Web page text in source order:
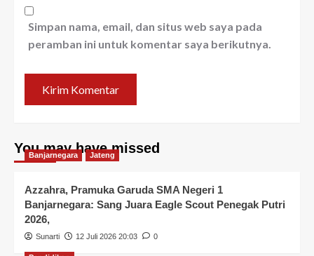
Simpan nama, email, dan situs web saya pada
peramban ini untuk komentar saya berikutnya.
You may have missed
Banjarnegara Jateng
Azzahra, Pramuka Garuda SMA Negeri 1
Banjarnegara: Sang Juara Eagle Scout Penegak Putri
2026,
Sunarti 12 Juli 2026 20:03 0